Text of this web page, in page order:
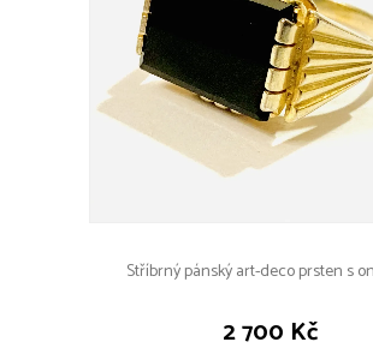
Stříbrný pánský art-deco prsten s
2 700 Kč